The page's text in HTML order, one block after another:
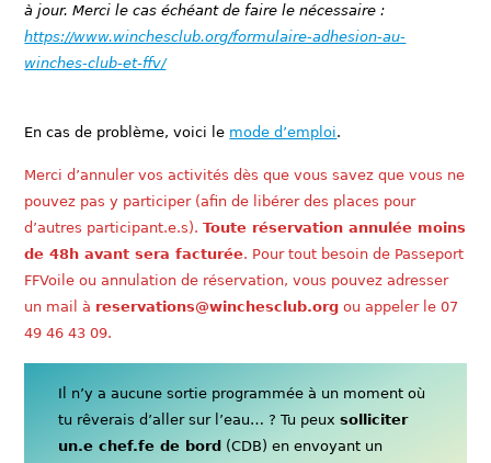
à jour. Merci le cas échéant de faire le nécessaire :
https://www.winchesclub.org/formulaire-adhesion-au-
winches-club-et-ffv/
En cas de problème, voici le mode d’emploi.
Merci d’annuler vos activités dès que vous savez que vous ne
pouvez pas y participer (afin de libérer des places pour
d’autres participant.e.s).Toute réservation annulée moins
de 48h avant sera facturée. Pour tout besoin de Passeport
FFVoile ou annulation de réservation, vous pouvez adresser
un mail à reservations@winchesclub.org ou appeler le 07
49 46 43 09.
Il n’y a aucune sortie programmée à un moment où
tu rêverais d’aller sur l’eau… ? Tu peuxsolliciter
un.e chef.fe de bord (CDB) en envoyant un